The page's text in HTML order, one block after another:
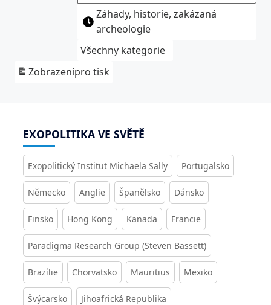
Záhady, historie, zakázaná
archeologie
Všechny kategorie
Zobrazenípro tisk
EXOPOLITIKA VE SVĚTĚ
Exopolitický Institut Michaela Sally Portugalsko
Německo Anglie Španělsko Dánsko
Finsko Hong Kong Kanada Francie
Paradigma Research Group (Steven Bassett)
Brazílie Chorvatsko Mauritius Mexiko
Švýcarsko Jihoafrická Republika